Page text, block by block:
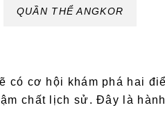
QUẦN THỂ ANGKOR
có cơ hội khám phá hai
chất lịch sử. Đây là